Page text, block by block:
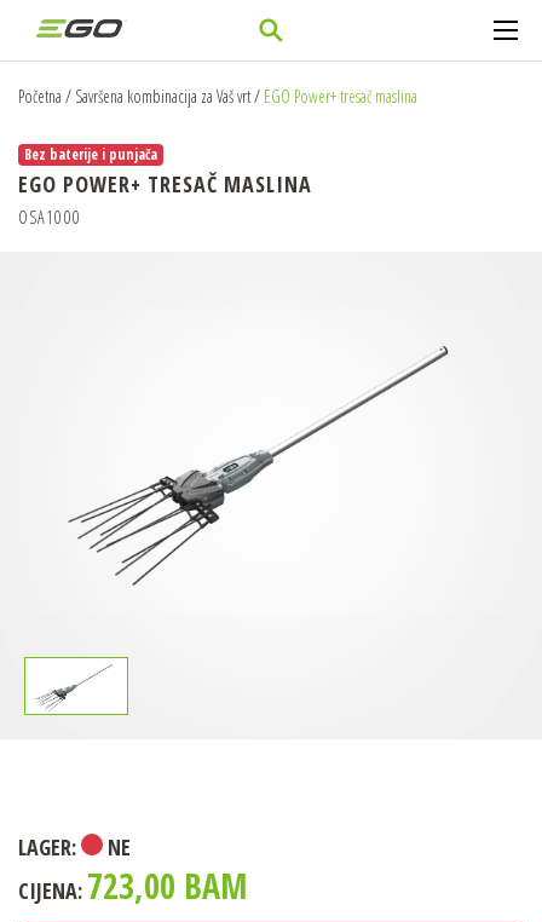
Početna / Savršena kombinacija za Vaš vrt/ EGO Power+ tresač maslina
Bez baterije i punjača
EGO POWER+ TRESAČ MASLINA
OSA1000
LAGER:
NE
CIJENA: 723,00 BAM